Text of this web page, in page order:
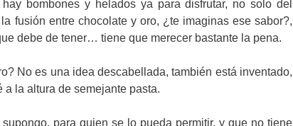
bombones y helados ya para disfrutar, no solo del
fusión entre chocolate y oro, ¿te imaginas ese sabor?,
debe de tener… tiene que merecer bastante la pena.
No es una idea descabellada, también está inventado,
la altura de semejante pasta.
para quien se lo pueda permitir, y que no tiene